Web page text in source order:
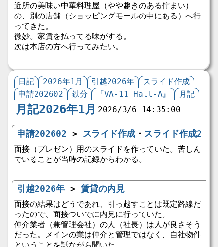
近所の美味い中華料理屋（やや趣きのある佇まい）
の、別の店舗（ショッピングモールの中にある）へ行
ってきた。
微妙。家賃を払ってる味がする。
次は本店の方へ行ってみたい。
日記 2026年1月 引越2026年
スライド作成
申請202602
鉄分 『VA-11 Hall-A』 月記
月記2026年1月 2026/3/6 14:35:00
申請202602 > スライド作成・ スライド作成2
面接（プレゼン）用のスライドを作っていた。苦しん
でいることが当時の記録からわかる。
引越2026年> 賃貸の内見
面接の結果はどうであれ、引っ越すことは既定路線だ
ったので、面接ついでに内見に行っていた。
仲介業者（兼管理会社）の人（社長）は人が良さそう
だった。メインの業は仲介と管理ではなく、自社物件
ということを話ながら聞いた。